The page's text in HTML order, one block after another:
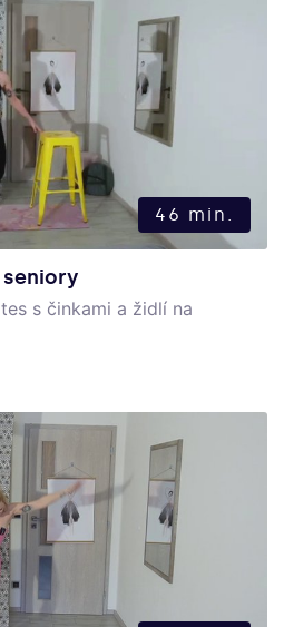
46 min.
s činkami a židlí na